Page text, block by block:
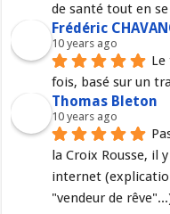
de santé tout en
Frédéric
10 years ago
fois, basé sur un
Thomas Bleton
10 years ago
la Croix Rousse, il
internet
"vendeur de